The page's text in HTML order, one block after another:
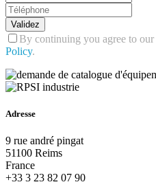
Validez
By continuing you agree to our
Policy.
Adresse
9 rue andré pingat
51100 Reims
France
+33 3 23 82 07 90